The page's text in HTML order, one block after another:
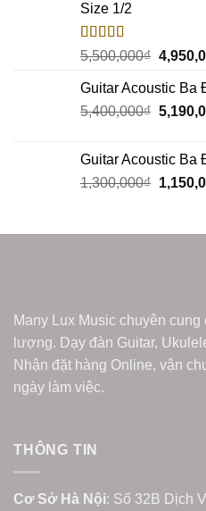
Size 1/2
Rated5.00
5,500,000₫
Guitar Acoustic Ba
5,400,000₫
Guitar Acoustic Ba
1,300,000₫
Many Lux Music chuyên
lượng. Dạy đàn Guitar,
Nhận đặt hàng Online, vận
ngày làm việc.
THÔNG TIN
Cơ Sở Hà Nội: Số 32B Dịch